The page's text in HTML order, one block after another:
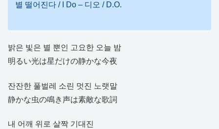
별 떨어진다 / I Do – 디오 / D.O.
밝은 빛은 별 뿐인 고요한 오늘 밤
明るい光は星だけの静かな今夜
잔잔한 풀벌레 소린 멋진 노랫말
静かな虫の鳴き声は素敵な歌詞
내 어깨 위로 살짝 기대진